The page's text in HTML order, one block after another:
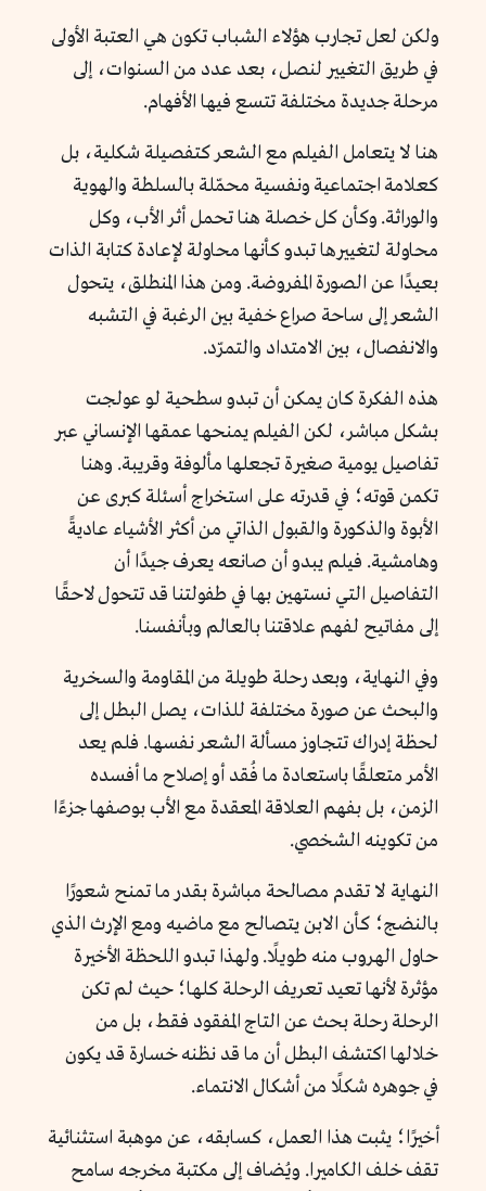
ولكن لعل تجارب هؤلاء الشباب تكون هي العتبة الأولى
في طريق التغيير لنصل، بعد عدد من السنوات، إلى
مرحلة جديدة مختلفة تتسع فيها الأفهام.
هنا لا يتعامل الفيلم مع الشعر كتفصيلة شكلية، بل
كعلامة اجتماعية ونفسية محمّلة بالسلطة والهوية
والوراثة. وكأن كل خصلة هنا تحمل أثر الأب، وكل
محاولة لتغييرها تبدو كأنها محاولة لإعادة كتابة الذات
بعيدًا عن الصورة المفروضة. ومن هذا المنطلق، يتحول
الشعر إلى ساحة صراع خفية بين الرغبة في التشبه
والانفصال، بين الامتداد والتمرّد.
هذه الفكرة كان يمكن أن تبدو سطحية لو عولجت
بشكل مباشر، لكن الفيلم يمنحها عمقها الإنساني عبر
تفاصيل يومية صغيرة تجعلها مألوفة وقريبة. وهنا
تكمن قوته؛ في قدرته على استخراج أسئلة كبرى عن
الأبوة والذكورة والقبول الذاتي من أكثر الأشياء عاديةً
وهامشية. فيلم يبدو أن صانعه يعرف جيدًا أن
التفاصيل التي نستهين بها في طفولتنا قد تتحول لاحقًا
إلى مفاتيح لفهم علاقتنا بالعالم وبأنفسنا.
وفي النهاية، وبعد رحلة طويلة من المقاومة والسخرية
والبحث عن صورة مختلفة للذات، يصل البطل إلى
لحظة إدراك تتجاوز مسألة الشعر نفسها. فلم يعد
الأمر متعلقًا باستعادة ما فُقد أو إصلاح ما أفسده
الزمن، بل بفهم العلاقة المعقدة مع الأب بوصفها جزءًا
من تكوينه الشخصي.
النهاية لا تقدم مصالحة مباشرة بقدر ما تمنح شعورًا
بالنضج؛ كأن الابن يتصالح مع ماضيه ومع الإرث الذي
حاول الهروب منه طويلًا. ولهذا تبدو اللحظة الأخيرة
مؤثرة لأنها تعيد تعريف الرحلة كلها؛ حيث لم تكن
الرحلة رحلة بحث عن التاج المفقود فقط، بل من
خلالها اكتشف البطل أن ما قد نظنه خسارة قد يكون
في جوهره شكلًا من أشكال الانتماء.
أخيرًا؛ يثبت هذا العمل، كسابقه، عن موهبة استثنائية
تقف خلف الكاميرا. ويُضاف إلى مكتبة مخرجه سامح